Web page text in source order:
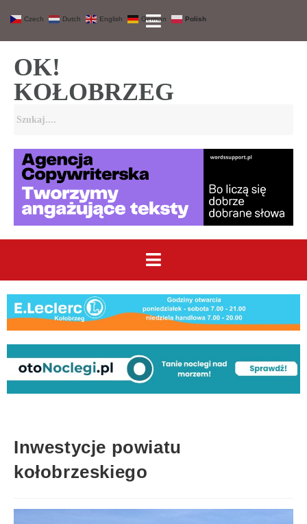
OK!
KOŁOBRZEG
Inwestycje powiatu
kołobrzeskiego
Czech Dutch English German Polish